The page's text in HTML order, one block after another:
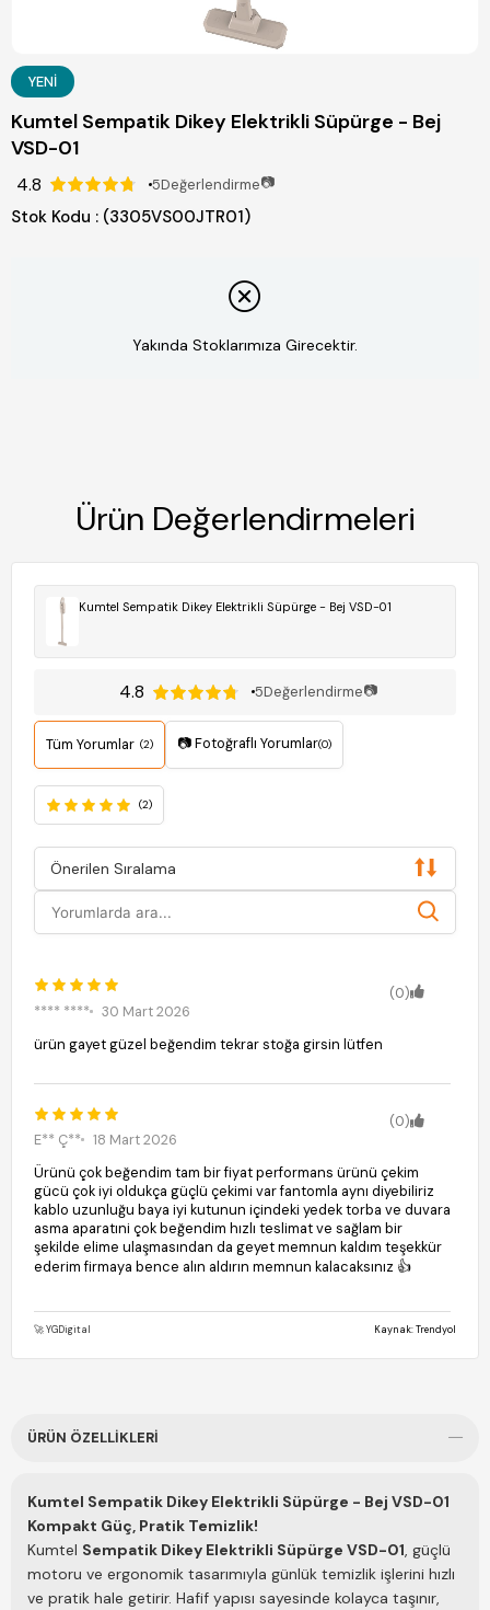
YENI
Kumtel Sempatik Dikey Elektrikli Süpürge - Bej
VSD-01
4.8 5Değerlendirme📷
Stok Kodu (3305VS00JTR01)
Yakında Stoklarımıza Girecektir.
Ürün Değerlendirmeleri
Kumtel Sempatik Dikey Elektrikli Süpürge - Bej VSD-01
4.8 5Değerlendirme📷
Tüm Yorumlar (2) 📷 Fotoğraflı Yorumlar(0)
(2)
Önerilen Sıralama
(0)
**** ****
30 Mart 2026
ürün gayet güzel beğendim tekrar stoğa girsin lütfen
(0)
E** Ç**
18 Mart 2026
Ürünü çok beğendim tam bir fiyat performans ürünü çekim
gücü çok iyi oldukça güçlü çekimi var fantomla aynı diyebiliriz
kablo uzunluğu baya iyi kutunun içindeki yedek torba ve duvara
asma aparatıni çok beğendim hızlı teslimat ve sağlam bir
şekilde elime ulaşmasından da geyet memnun kaldım teşekkür
ederim firmaya bence alın aldırın memnun kalacaksınız 👍
🚀 YGDigital Kaynak: Trendyol
ÜRÜN ÖZELLIKLERI
Kumtel Sempatik Dikey Elektrikli Süpürge - Bej VSD-01
Kompakt Güç, Pratik Temizlik!
Kumtel Sempatik Dikey Elektrikli Süpürge VSD-01, güçlü
motoru ve ergonomik tasarımıyla günlük temizlik işlerini hızlı
ve pratik hale getirir. Hafif yapısı sayesinde kolayca taşınır,